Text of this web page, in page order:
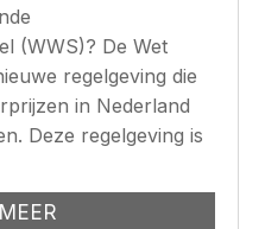
(WWS)? De Wet
regelgeving die
in Nederland
Deze regelgeving is